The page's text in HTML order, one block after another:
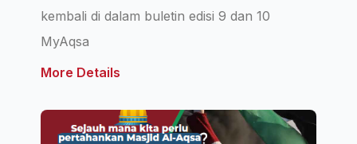
kembali di dalam buletin edisi 9 dan 10
MyAqsa
More Details